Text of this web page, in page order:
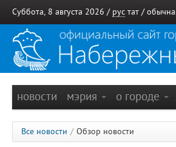
Суббота, 8 августа 2026 / рус тат /
новости мэрия о городе
Все новости / Обзор новости